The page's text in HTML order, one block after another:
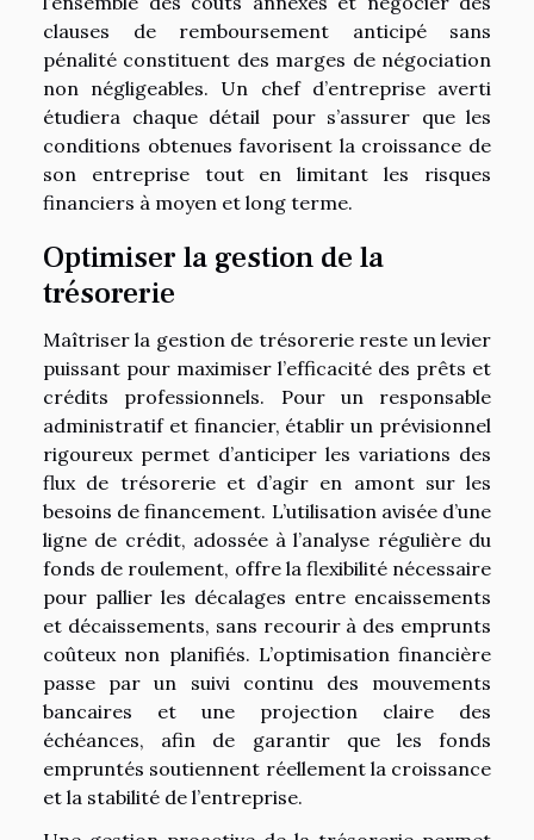
clauses de remboursement anticipé sans
pénalité constituent des marges de négociation
non négligeables. Un chef d’entreprise averti
étudiera chaque détail pour s’assurer que les
conditions obtenues favorisent la croissance de
son entreprise tout en limitant les risques
financiers à moyen et long terme.
Optimiser la gestion de la
trésorerie
Maîtriser la gestion de trésorerie reste un levier
puissant pour maximiser l’efficacité des prêts et
crédits professionnels. Pour un responsable
administratif et financier, établir un prévisionnel
rigoureux permet d’anticiper les variations des
flux de trésorerie et d’agir en amont sur les
besoins de financement. L’utilisation avisée d’une
ligne de crédit, adossée à l’analyse régulière du
fonds de roulement, offre la flexibilité nécessaire
pour pallier les décalages entre encaissements
et décaissements, sans recourir à des emprunts
coûteux non planifiés. L’optimisation financière
passe par un suivi continu des mouvements
bancaires et une projection claire des
échéances, afin de garantir que les fonds
empruntés soutiennent réellement la croissance
et la stabilité de l’entreprise.